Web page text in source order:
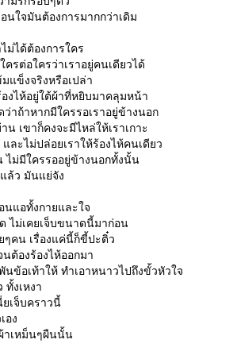
นใจมันต้องการมากกว่าเดิม
ม่ได้ต้องการใคร
ครต่อใครว่าเราอยู่คนเดียวได้
แข็งจริงหรือเปล่า
งไห้อยู่ใต้ผ้าที่หยิบมาคลุมหน้า
าถ้าหากมีใครรอเราอยู่ข้างนอก
น เขาก็คงจะมีไหล่ให้เราเกาะ
และไม่ปล่อยเราให้ร้องไห้คนเดียว
ไม่มีใครรออยู่ข้างนอกทั้งนั้น
ล้ว มันแย่จัง
แอทั้งกายและใจ
ไม่เคยเจ็บขนาดนี้มาก่อน
คน เรื่องแค่นี้ก็ขี้ปะติ๋ว
นต้องร้องไห้ออกมา
ข้อเท้าให้ ทำเอาหนาวไปถึงขั้วหัวใจ
ทั้งเหงา
เจ็บคราวนี้
อง
าเหม็นๆผืนนั้น